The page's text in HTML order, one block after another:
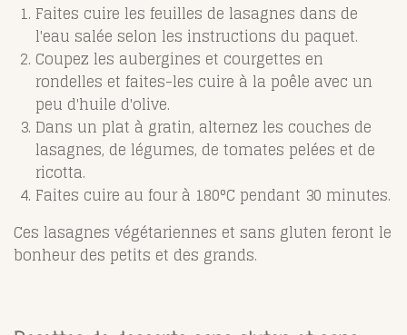
Faites cuire les feuilles de lasagnes dans de
l'eau salée selon les instructions du paquet.
Coupez les aubergines et courgettes en
rondelles et faites-les cuire à la poêle avec un
peu d'huile d'olive.
Dans un plat à gratin, alternez les couches de
lasagnes, de légumes, de tomates pelées et de
ricotta.
Faites cuire au four à 180°C pendant 30 minutes.
Ces lasagnes végétariennes et sans gluten feront le
bonheur des petits et des grands.